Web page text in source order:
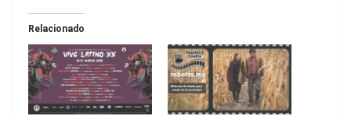
Relacionado